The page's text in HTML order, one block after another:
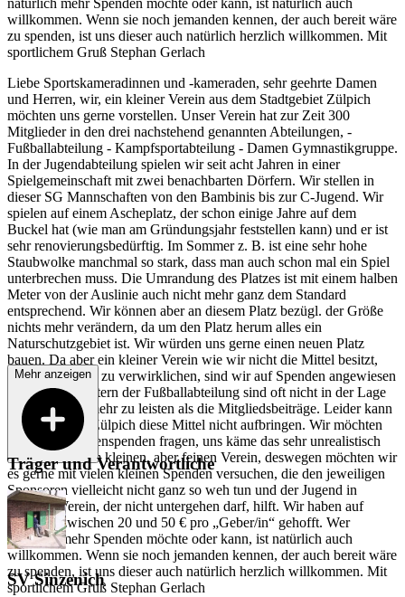
natürlich mehr Spenden möchte oder kann, ist natürlich auch
willkommen. Wenn sie noch jemanden kennen, der auch bereit wäre
zu spenden, ist uns dieser auch natürlich herzlich willkommen. Mit
sportlichem Gruß Stephan Gerlach
Liebe Sportskameradinnen und -kameraden, sehr geehrte Damen
und Herren, wir, ein kleiner Verein aus dem Stadtgebiet Zülpich
möchten uns gerne vorstellen. Unser Verein hat zur Zeit 300
Mitglieder in den drei nachstehend genannten Abteilungen, -
Fußballabteilung - Kampfsportabteilung - Damen Gymnastikgruppe.
In der Jugendabteilung spielen wir seit acht Jahren in einer
Spielgemeinschaft mit zwei benachbarten Dörfern. Wir stellen in
dieser SG Mannschaften von den Bambinis bis zur C-Jugend. Wir
spielen auf einem Ascheplatz, der schon einige Jahre auf dem
Buckel hat (wie man am Gründungsjahr feststellen kann) und er ist
sehr renovierungsbedürftig. Im Sommer z. B. ist eine sehr hohe
Staubwolke manchmal so stark, dass man auch schon mal ein Spiel
unterbrechen muss. Die Umrandung des Platzes ist mit einem halben
Meter von der Auslinie auch nicht mehr ganz dem Standard
entsprechend. Wir können aber an diesem Platz bezügl. der Größe
nichts mehr verändern, da um den Platz herum alles ein
Naturschutzgebiet ist. Wir würden uns gerne einen neuen Platz
bauen. Da aber ein kleiner Verein wie wir nicht die Mittel besitzt,
um dieses allein zu verwirklichen, sind wir auf Spenden angewiesen
und auch die Eltern der Fußballabteilung sind oft nicht in der Lage
hier finanziell mehr zu leisten als die Mitgliedsbeiträge. Leider kann
auch die Stadt Zülpich diese Mittel nicht aufbringen. Wir möchten
nicht nach Riesenspenden fragen, uns käme das sehr unrealistisch
vor, bei unserem kleinen, aber feinen Verein, deswegen möchten wir
es gerne mit vielen kleinen Spenden versuchen, die den jeweiligen
Sponsoren vielleicht nicht ganz so weh tun und der Jugend in
unserem Verein, der nicht untergehen darf, hilft. Wir haben auf
Spenden zwischen 20 und 50 € pro „Geber/in“ gehofft. Wer
natürlich mehr Spenden möchte oder kann, ist natürlich auch
willkommen. Wenn sie noch jemanden kennen, der auch bereit wäre
zu spenden, ist uns dieser auch natürlich herzlich willkommen. Mit
sportlichem Gruß Stephan Gerlach
Mehr anzeigen
Träger und Verantwortliche
SV Sinzenich